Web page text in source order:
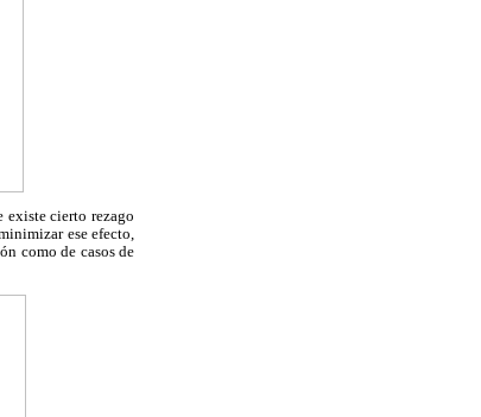
existe cierto rezago
ese efecto,
como de casos de